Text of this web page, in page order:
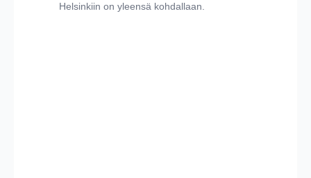
Helsinkiin on yleensä kohdallaan.